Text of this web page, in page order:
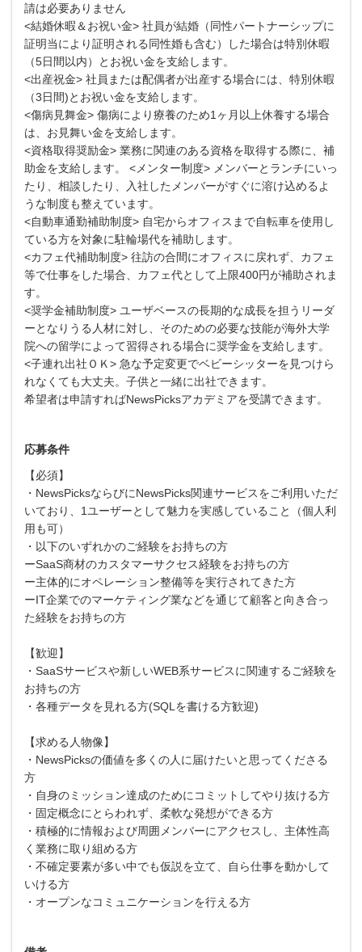
請は必要ありません
<結婚休暇＆お祝い金> 社員が結婚（同性パートナーシップに
証明当により証明される同性婚も含む）した場合は特別休暇
（5日間以内）とお祝い金を支給します。
<出産祝金> 社員または配偶者が出産する場合には、特別休暇
（3日間)とお祝い金を支給します。
<傷病見舞金> 傷病により療養のため1ヶ月以上休養する場合
は、お見舞い金を支給します。
<資格取得奨励金> 業務に関連のある資格を取得する際に、補
助金を支給します。 <メンター制度> メンバーとランチにいっ
たり、相談したり、入社したメンバーがすぐに溶け込めるよ
うな制度も整えています。
<自動車通勤補助制度> 自宅からオフィスまで自転車を使用し
ている方を対象に駐輪場代を補助します。
<カフェ代補助制度> 往訪の合間にオフィスに戻れず、カフェ
等で仕事をした場合、カフェ代として上限400円が補助されま
す。
<奨学金補助制度> ユーザベースの長期的な成長を担うリーダ
ーとなりうる人材に対し、そのための必要な技能が海外大学
院への留学によって習得される場合に奨学金を支給します。
<子連れ出社ＯＫ> 急な予定変更でベビーシッターを見つけら
れなくても大丈夫。子供と一緒に出社できます。
希望者は申請すればNewsPicksアカデミアを受講できます。
応募条件
【必須】
・NewsPicksならびにNewsPicks関連サービスをご利用いただ
いており、1ユーザーとして魅力を実感していること（個人利
用も可）
・以下のいずれかのご経験をお持ちの方
ーSaaS商材のカスタマーサクセス経験をお持ちの方
ー主体的にオペレーション整備等を実行されてきた方
ーIT企業でのマーケティング業などを通じて顧客と向き合っ
た経験をお持ちの方
【歓迎】
・SaaSサービスや新しいWEB系サービスに関連するご経験を
お持ちの方
・各種データを見れる方(SQLを書ける方歓迎)
【求める人物像】
・NewsPicksの価値を多くの人に届けたいと思ってくださる
方
・自身のミッション達成のためにコミットしてやり抜ける方
・固定概念にとらわれず、柔軟な発想ができる方
・積極的に情報および周囲メンバーにアクセスし、主体性高
く業務に取り組める方
・不確定要素が多い中でも仮説を立て、自ら仕事を動かして
いける方
・オープンなコミュニケーションを行える方